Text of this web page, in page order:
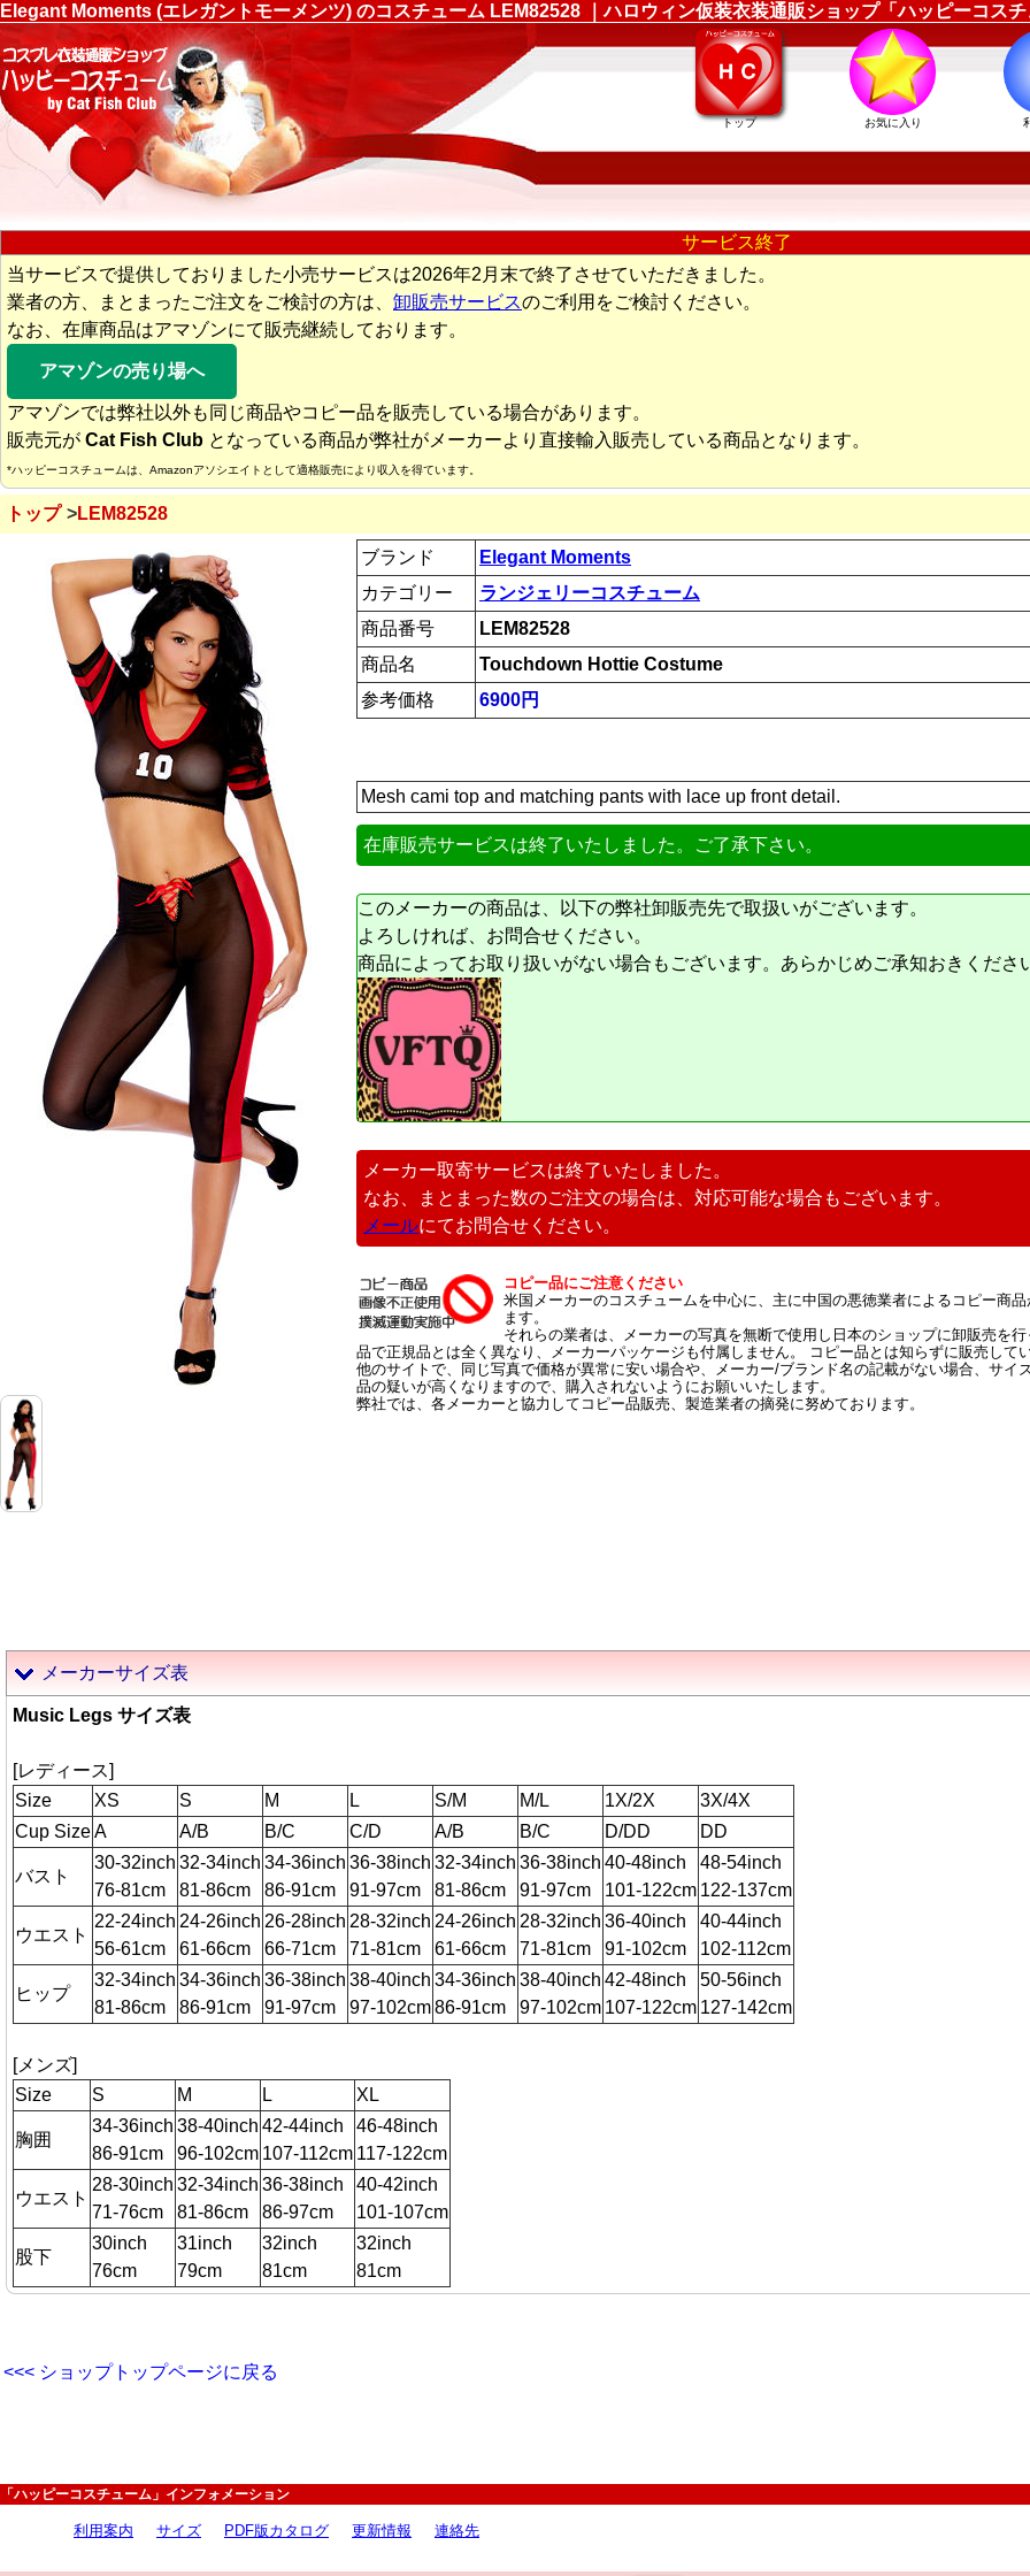
Elegant Moments (エレガントモーメンツ) のコスチューム LEM82528 ｜ハロウィン仮装衣装通販ショップ「ハッピーコス
トップ お気に入り
サービス終了
当サービスで提供しておりました小売サービスは2026年2月末で終了させていただきました。
業者の方、まとまったご注文をご検討の方は、 卸販売サービスのご利用をご検討ください。
なお、在庫商品はアマゾンにて販売継続しております。
アマゾンの売り場へ
アマゾンでは弊社以外も同じ商品やコピー品を販売している場合があります。
販売元が Cat Fish Club となっている商品が弊社がメーカーより直接輸入販売している商品となります。
*ハッピーコスチュームは、Amazonアソシエイトとして適格販売により収入を得ています。
トップ LEM82528
ブランド
Elegant Moments
カテゴリー
ランジェリーコスチューム
商品番号
LEM82528
商品名
Touchdown Hottie Costume
参考価格
6900円
Mesh cami top and matching pants with lace up front detail.
在庫販売サービスは終了いたしました。ご了承下さい。
このメーカーの商品は、以下の弊社卸販売先で取扱いがございます。
よろしければ、お問合せください。
商品によってお取り扱いがない場合もございます。あらかじめご承知おきくださ
メーカー取寄サービスは終了いたしました。
なお、まとまった数のご注文の場合は、対応可能な場合もございます。
メールにてお問合せください。
コピー品にご注意ください
米国メーカーのコスチュームを中心に、主に中国の悪徳業者によるコピー商
ます。
それらの業者は、メーカーの写真を無断で使用し日本のショップに卸販売を
品で正規品とは全く異なり、メーカーパッケージも付属しません。 コピー品とは知らずに販売して
他のサイトで、同じ写真で価格が異常に安い場合や、メーカー/ブランド名の記載がない場合、サイ
品の疑いが高くなりますので、購入されないようにお願いいたします。
弊社では、各メーカーと協力してコピー品販売、製造業者の摘発に努めております。
メーカーサイズ表
Music Legs サイズ表
[レディース]
Size
XS S M L S/M M/L 1X/2X
3X/4X
Cup SizeA A/B B/C C/D A/B B/C D/DD DD
バスト
30-32inch
76-81cm
32-34inch
81-86cm
34-36inch
86-91cm
36-38inch
91-97cm
32-34inch
81-86cm
36-38inch
91-97cm
40-48inch
101-122cm
48-54inch
122-137cm
ウエスト
22-24inch
56-61cm
24-26inch
61-66cm
26-28inch
66-71cm
28-32inch
71-81cm
24-26inch
61-66cm
28-32inch
71-81cm
36-40inch
91-102cm
40-44inch
102-112cm
ヒップ
32-34inch
81-86cm
34-36inch
86-91cm
36-38inch
91-97cm
38-40inch
97-102cm
34-36inch
86-91cm
38-40inch
97-102cm
42-48inch
107-122cm
50-56inch
127-142cm
[メンズ]
Size
S M L XL
胸囲
34-36inch
86-91cm
38-40inch
96-102cm
42-44inch
107-112cm
46-48inch
117-122cm
ウエスト
28-30inch
71-76cm
32-34inch
81-86cm
36-38inch
86-97cm
40-42inch
101-107cm
股下
30inch
76cm
31inch
79cm
32inch
81cm
32inch
81cm
<<< ショップトップページに戻る
「ハッピーコスチューム」インフォメーション
利用案内 サイズ PDF版カタログ 更新情報 連絡先